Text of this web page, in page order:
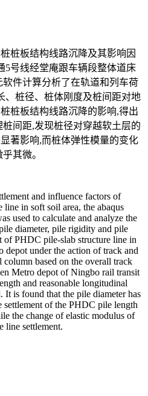
桩板结构线路沉降及其影响因
5号线经堂庵跟车辆段整体道床
软件计算分析了在轨道和列车荷
、桩径、桩体刚度及桩间距对地
桩板结构线路沉降的影响,得出
间距,发现桩径对穿越软土层的
著影响,而桩体弹性模量的变化
其微。
and influence factors of
in soft soil area, the abaqus
used to calculate and analyze the
diameter, pile rigidity and pile
of PHDC pile-slab structure line in
depot under the action of track and
based on the overall track
Metro depot of Ningbo rail transit
and reasonable longitudinal
It is found that the pile diameter has
settlement of the PHDC pile length
the change of elastic modulus of
line settlement.